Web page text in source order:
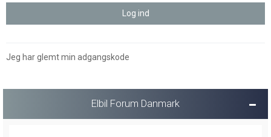
Jeg har glemt min adgangskode
Elbil Forum Danmark